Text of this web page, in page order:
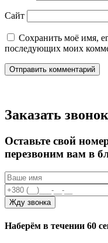
Сайт
Сохранить моё имя,
последующих моих
Заказать звонок
Оставьте свой
перезвоним вам в
Наберём в течении 60